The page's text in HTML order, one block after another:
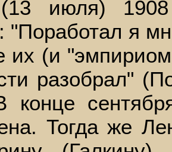
июля)
"Поработал я
их (и
разобрал"
конце
Тогда же